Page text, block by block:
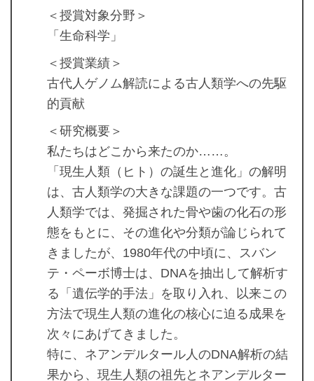
＜授賞対象分野＞
「生命科学」
＜授賞業績＞
古代人ゲノム解読による古人類学への先駆
的貢献
＜研究概要＞
私たちはどこから来たのか……。
「現生人類（ヒト）の誕生と進化」の解明
は、古人類学の大きな課題の一つです。古
人類学では、発掘された骨や歯の化石の形
態をもとに、その進化や分類が論じられて
きましたが、1980年代の中頃に、スバン
テ・ペーボ博士は、DNAを抽出して解析す
る「遺伝学的手法」を取り入れ、以来この
方法で現生人類の進化の核心に迫る成果を
次々にあげてきました。
特に、ネアンデルタール人のDNA解析の結
果から、現生人類の祖先とネアンデルター